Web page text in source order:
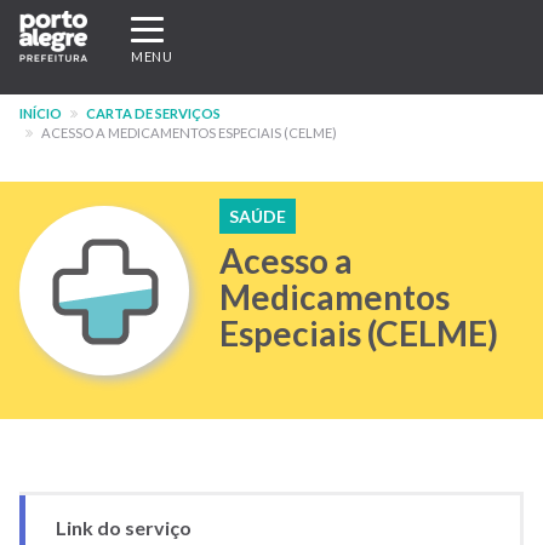
Pular
para
conteúdo
principal
Expandir/recolher
navegação
MENU
INÍCIO
CARTA DE SERVIÇOS
ACESSO A MEDICAMENTOS ESPECIAIS (CELME)
SAÚDE
Acesso a
Medicamentos
Especiais (CELME)
Link do serviço